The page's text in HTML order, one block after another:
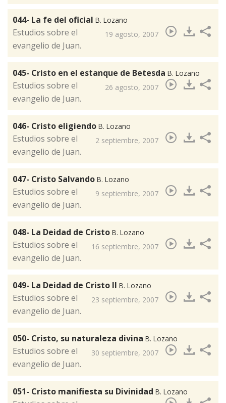
044- La fe del oficial B. Lozano
19 agosto, 2007
​Estudios sobre el
evangelio de Juan.
045- Cristo en el estanque de Betesda B. Lozano
26 agosto, 2007
Estudios sobre el
evangelio de Juan.
046- Cristo eligiendo B. Lozano
2 septiembre, 2007
​Estudios sobre el
evangelio de Juan.
047- Cristo Salvando B. Lozano
9 septiembre, 2007
Estudios sobre el
evangelio de Juan.
048- La Deidad de Cristo B. Lozano
16 septiembre, 2007
Estudios sobre el
evangelio de Juan.
049- La Deidad de Cristo II B. Lozano
23 septiembre, 2007
Estudios sobre el
evangelio de Juan.
050- Cristo, su naturaleza divina B. Lozano
30 septiembre, 2007
​Estudios sobre el
evangelio de Juan.
051- Cristo manifiesta su Divinidad B. Lozano